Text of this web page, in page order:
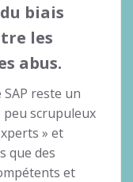
biais
les
abus.
reste un
peu scrupuleux
» et
que des
et